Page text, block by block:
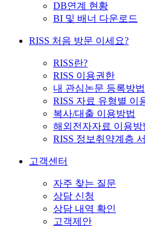
DB연계 현황
BI 및 배너 다운로드
RISS 처음 방문 이세요?
RISS란?
RISS 이용권한
내 관심논문 등록방법
RISS 자료 유형별 이
복사/대출 이용방법
해외전자자료 이용방
RISS 정보취약계층
고객센터
자주 찾는 질문
상담 신청
상담 내역 확인
고객제안